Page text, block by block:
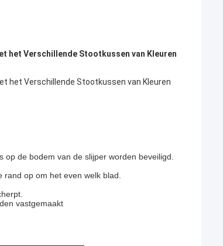
het Verschillende Stootkussen van Kleuren
het Verschillende Stootkussen van Kleuren
de bodem van de slijper worden beveiligd.
op om het even welk blad.
vastgemaakt